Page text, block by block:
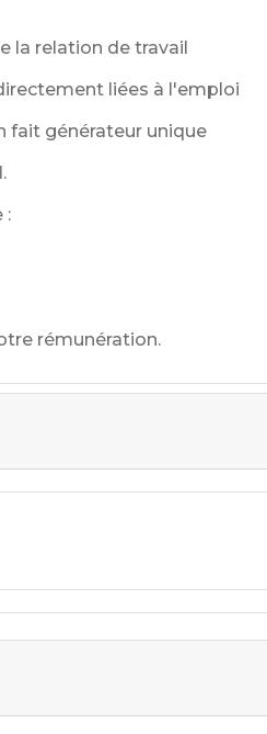
la relation de travail
liées à l'emploi
fait générateur unique
:
rémunération.